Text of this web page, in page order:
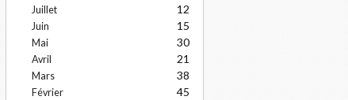
Juillet
12
Juin 15
Mai 30
Avril 21
Mars 38
Février 45